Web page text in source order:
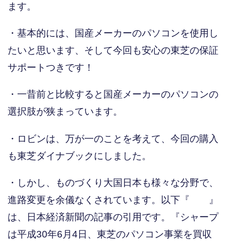
ます。
・基本的には、国産メーカーのパソコンを使用し
たいと思います、そして今回も安心の東芝の保証
サポートつきです！
・一昔前と比較すると国産メーカーのパソコンの
選択肢が狭まっています。
・ロビンは、万が一のことを考えて、今回の購入
も東芝ダイナブックにしました。
・しかし、ものづくり大国日本も様々な分野で、
進路変更を余儀なくされています。以下『 』
は、日本経済新聞の記事の引用です。『シャープ
は平成30年6月4日、東芝のパソコン事業を買収